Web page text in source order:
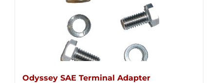
Odyssey SAE Terminal Adapter